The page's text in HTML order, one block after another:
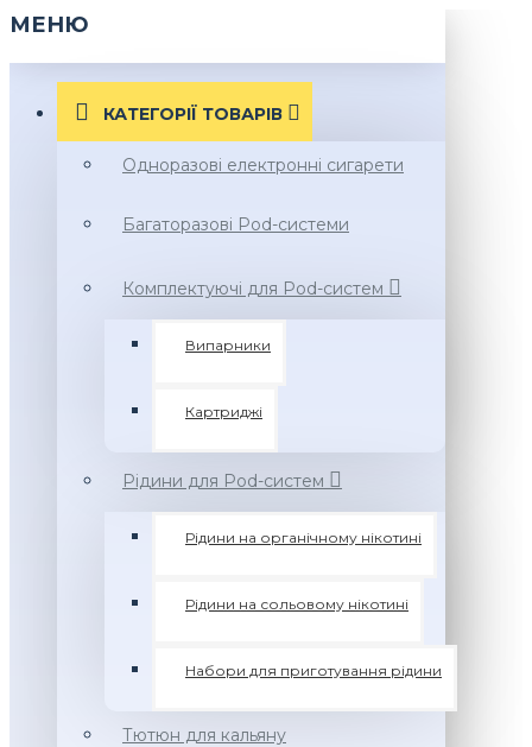
МЕНЮ
КАТЕГОРІЇ ТОВАРIВ
Одноразові електронні сигарети
Багаторазові Pod-системи
Комплектуючі для Pod-систем
Випарники
Картриджі
Рідини для Pod-систем
Рідини на органічному нікотині
Рідини на сольовому нікотині
Набори для приготування рідини
Тютюн для кальяну